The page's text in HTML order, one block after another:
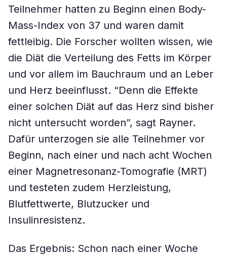
Teilnehmer hatten zu Beginn einen Body-
Mass-Index von 37 und waren damit
fettleibig. Die Forscher wollten wissen, wie
die Diät die Verteilung des Fetts im Körper
und vor allem im Bauchraum und an Leber
und Herz beeinflusst. “Denn die Effekte
einer solchen Diät auf das Herz sind bisher
nicht untersucht worden”, sagt Rayner.
Dafür unterzogen sie alle Teilnehmer vor
Beginn, nach einer und nach acht Wochen
einer Magnetresonanz-Tomografie (MRT)
und testeten zudem Herzleistung,
Blutfettwerte, Blutzucker und
Insulinresistenz.
Das Ergebnis: Schon nach einer Woche